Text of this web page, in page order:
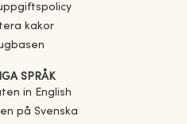
kakor
SPRÅK
in English
på Svenska